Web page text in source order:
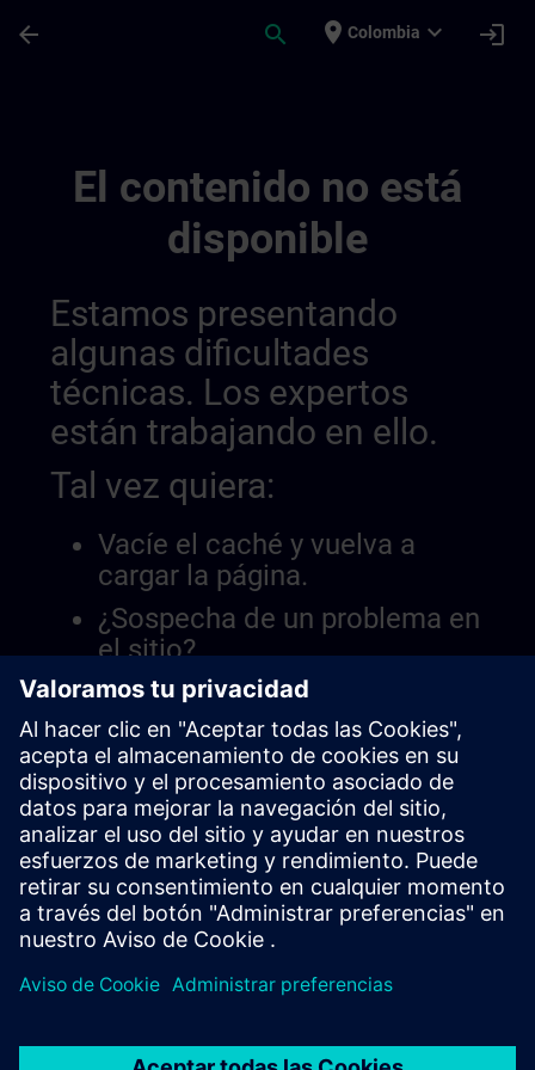
arrow_back search place Colombia expand_more login
El contenido no está
disponible
Estamos presentando
algunas dificultades
técnicas. Los expertos
están trabajando en ello.
Tal vez quiera:
Vacíe el caché y vuelva a
cargar la página.
¿Sospecha de un problema en
el sitio?